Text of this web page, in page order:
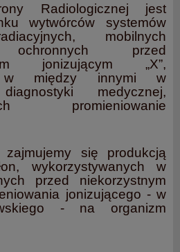
Radiologicznej jest
wytwórców systemów
mobilnych
ochronnych przed
jonizującym „X”,
w między innymi w
medycznej,
promieniowanie
się produkcją
wykorzystywanych w
przed niekorzystnym
jonizującego - w
- na organizm